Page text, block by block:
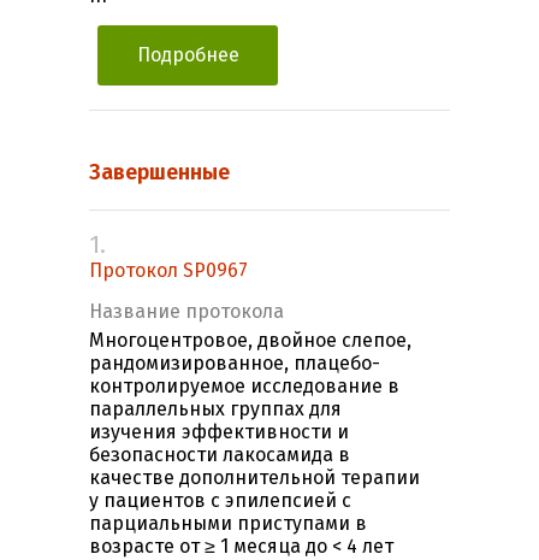
Подробнее
Завершенные
1.
Протокол SP0967
Название протокола
Многоцентровое, двойное слепое,
рандомизированное, плацебо-
контролируемое исследование в
параллельных группах для
изучения эффективности и
безопасности лакосамида в
качестве дополнительной терапии
у пациентов c эпилепсией с
парциальными приступами в
возрасте от ≥ 1 месяца до < 4 лет